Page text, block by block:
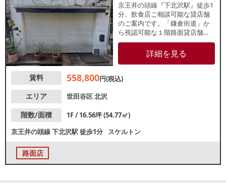
京王井の頭線『下北沢駅』徒歩1
分、飲食店ご相談可能な貸店舗
のご案内です。「鎌倉街道」か
ら視認可能な１階路面貸店舗
で、周辺では下北沢らしいお洒
落な各種店舗が営業中！駅チカ
ですので、目的客や買い物客、
す。以前はスペインバルが営業
お問い合わせください。
詳細を見る
賃料 558,800円(税込)
エリア
世田谷区北沢
階数/面積
1F / 16.56坪 (54.77㎡)
京王井の頭線下北沢駅徒歩1分 スケルトン
路面店